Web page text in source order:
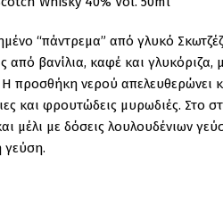
“πάντρεμα” από γλυκό
από βανίλια, καφέ και
προσθήκη νερού απελευθερώνει
και φρουτώδεις μυρωδιές. Στο
μέλι με δόσεις λουλουδένιων
γεύση.